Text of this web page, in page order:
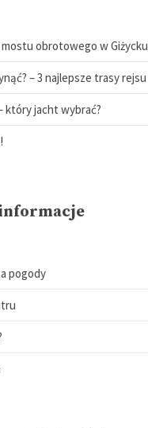
obrotowego w Giżycku
– 3 najlepsze trasy rejsu
który jacht wybrać?
pogody